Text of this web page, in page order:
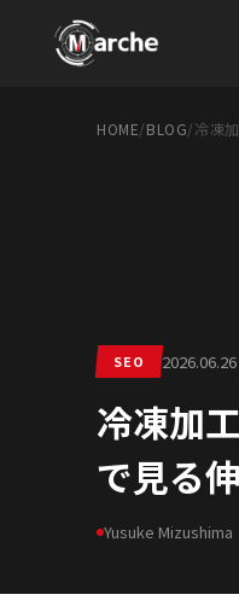
HOME/BLOG/冷凍
SEO 2026.06.26
冷凍加
で見る
Yusuke Mizushima